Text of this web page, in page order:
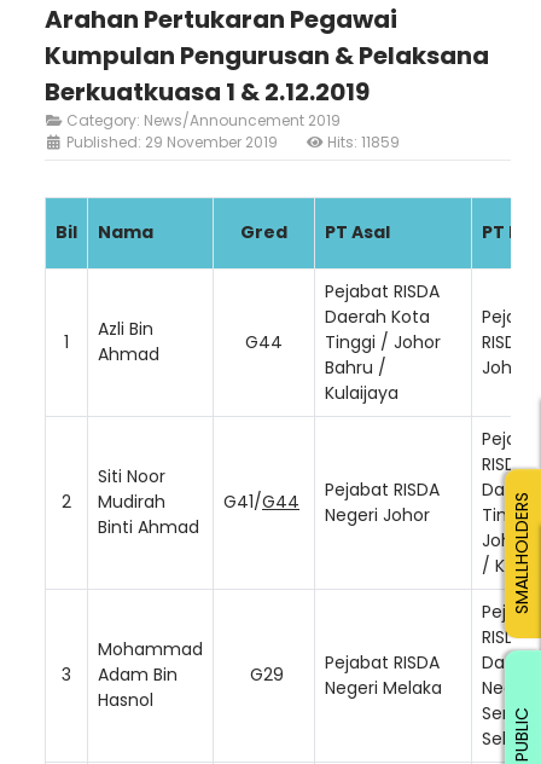
Arahan Pertukaran Pegawai
Kumpulan Pengurusan & Pelaksana
Berkuatkuasa 1 & 2.12.2019
Category: News/Announcement 2019
Published: 29 November 2019
Hits: 11859
Bil Nama Gred PT Asal PT
1
Azli Bin
Ahmad
G44
Pejabat RISDA
Daerah Kota
Tinggi / Johor
Bahru /
Kulaijaya
RISDA
Johor
2
Siti Noor
Mudirah
Binti Ahmad
G41/G44
Pejabat RISDA
Negeri Johor
RISDA
Tinggi
Johor
/
3
Mohammad
Adam Bin
Hasnol
G29
Pejabat RISDA
Negeri Melaka
RISDA
Negeri
SMALLHOLDERS
PUBLIC